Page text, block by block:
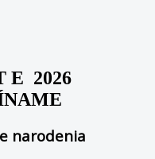
E 2026
narodenia